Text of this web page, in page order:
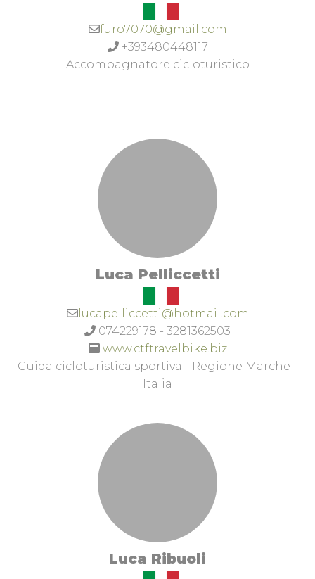
furo7070@gmail.com
+393480448117
Accompagnatore cicloturistico
Luca Pelliccetti
lucapelliccetti@hotmail.com
074229178 - 3281362503
www.ctftravelbike.biz
Guida cicloturistica sportiva - Regione Marche -
Italia
Luca Ribuoli